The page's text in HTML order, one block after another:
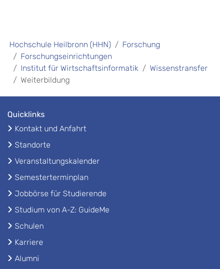
Hochschule Heilbronn (HHN)
Forschung
Forschungseinrichtungen
Institut für Wirtschaftsinformatik
Wissenstransfer
Weiterbildung
Quicklinks
Kontakt und Anfahrt
Standorte
Veranstaltungskalender
Semesterterminplan
Jobbörse für Studierende
Studium von A-Z: GuideMe
Schulen
Karriere
Alumni